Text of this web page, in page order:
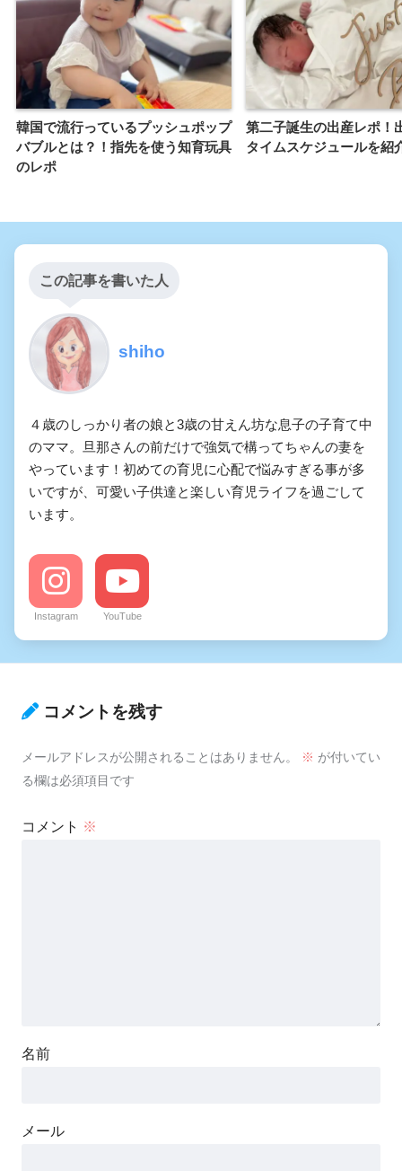
韓国で流行っているプッシュポップ
バブルとは？！指先を使う知育玩具
のレポ
第二子誕生の出産レポ！
タイムスケジュールを紹
この記事を書いた人
shiho
４歳のしっかり者の娘と3歳の甘えん坊な息子の子育て中
のママ。旦那さんの前だけで強気で構ってちゃんの妻を
やっています！初めての育児に心配で悩みすぎる事が多
いですが、可愛い子供達と楽しい育児ライフを過ごして
います。
Instagram YouTube
コメントを残す
メールアドレスが公開されることはありません。 ※ が付いてい
る欄は必須項目です
コメント ※
名前
メール